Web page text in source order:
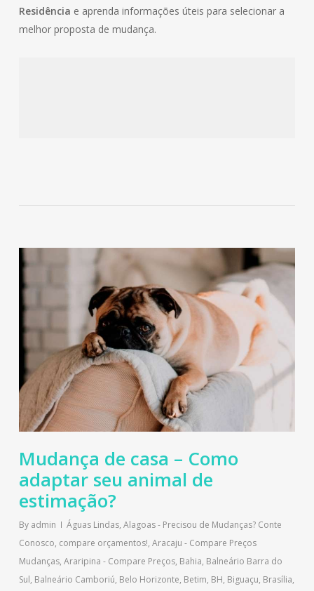
Residência e aprenda informações úteis para selecionar a
melhor proposta de mudança.
Mudança de casa – Como
adaptar seu animal de
estimação?
By admin Águas Lindas, Alagoas - Precisou de Mudanças? Conte
Conosco, compare orçamentos!, Aracaju - Compare Preços
Mudanças, Araripina - Compare Preços, Bahia, Balneário Barra do
Sul, Balneário Camboriú, Belo Horizonte, Betim, BH, Biguaçu, Brasília,